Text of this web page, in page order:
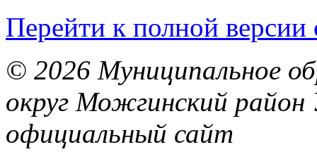
Перейти к полной версии
© 2026 Муниципальное
округ Можгинский район
официальный сайт